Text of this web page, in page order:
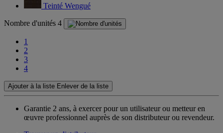
Teinté Wengué
Nombre d'unités 4
1
2
3
4
Ajouter à la liste Enlever de la liste
Garantie 2 ans, à exercer pour un utilisateur ou metteur en
œuvre professionnel auprès de son distributeur ou revendeur.